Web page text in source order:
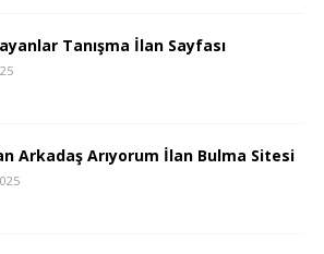
Tanışma İlan Sayfası
Arkadaş Arıyorum İlan Bulma Sitesi